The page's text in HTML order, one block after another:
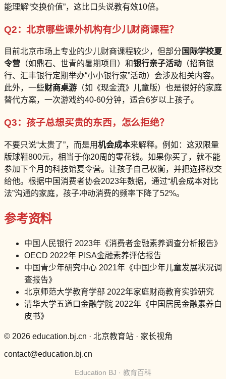
能理解“交换价值”，这比口头说教有效10倍。
Q2：北京哪些课外机构有少儿财商课程？
目前北京市场上专业的少儿财商课程较少，但部分 国际学校夏
令营 （如鼎石、世青的暑期项目）和银行亲子活动 （招商银
行、汇丰银行定期举办“小小银行家”活动）会涉及相关内容。
此外，一些财商桌游 （如《现金流》儿童版）也是很好的家庭
替代方案，一次游戏约40-60分钟，适合6岁以上孩子。
Q3：孩子总想买贵的东西，怎么拒绝？
不要只说“太贵了”，而是用机会成本来解释。例如：这双限量
版球鞋800元，相当于你20周的零花钱。如果你买了，就不能
参加下个月的科技馆夏令营。让孩子自己权衡，并把选择权交
给他。根据中国消费者协会2023年数据，通过“机会成本对比
法”沟通的家庭，孩子冲动消费的频率下降了52%。
参考资料
中国人民银行 2023年《消费者金融素养调查分析报告》
OECD 2022年 PISA金融素养评估报告
中国青少年研究中心 2021年《中国少年儿童发展状况调
查报告》
北京师范大学教育学部 2022年家庭财商教育实验研究
清华大学五道口金融学院 2022年《中国居民金融素养白
皮书》
© 2026 education.bj.cn · 北京教育站 · 家长视角
contact@education.bj.cn
Education BJ · 教育百科